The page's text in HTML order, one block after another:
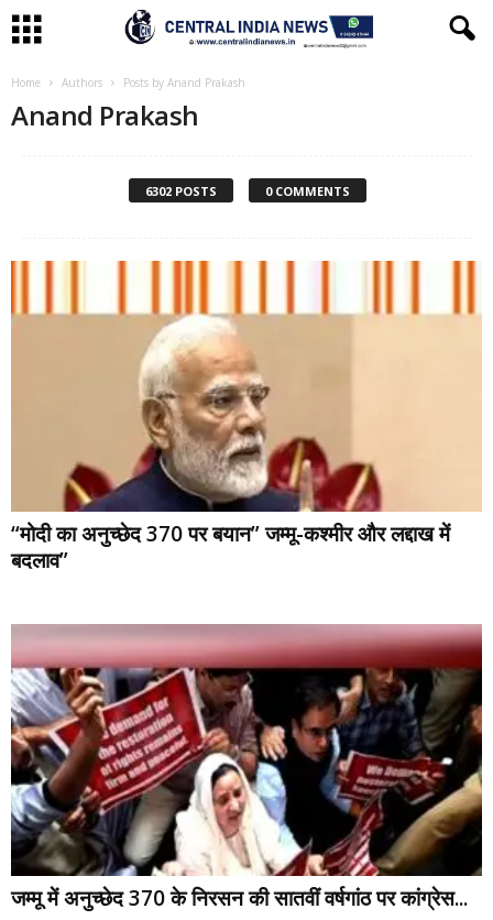
Home Authors Posts by Anand Prakash
Anand Prakash
6302 POSTS 0 COMMENTS
“मोदी का अनुच्छेद 370 पर बयान” जम्मू-कश्मीर और लद्दाख में
बदलाव”
जम्मू में अनुच्छेद 370 के निरसन की सातवीं वर्षगांठ पर कांग्रेस...